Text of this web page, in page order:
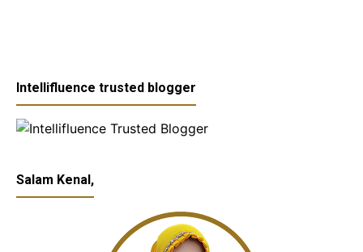
Intellifluence trusted blogger
Salam Kenal,